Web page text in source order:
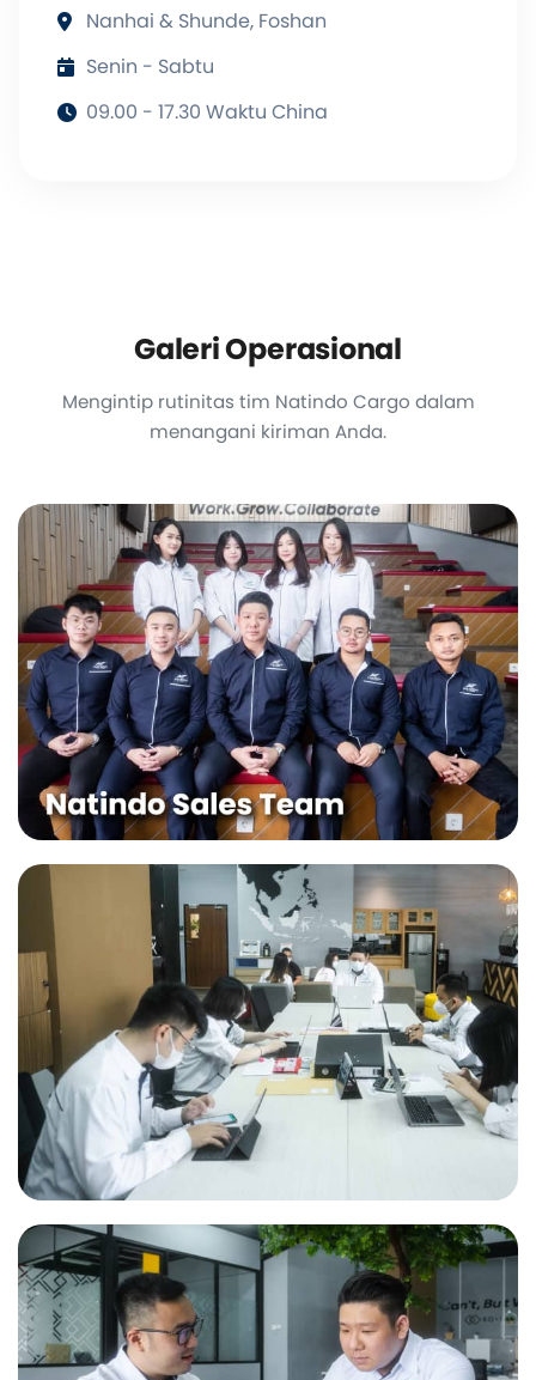
Nanhai & Shunde, Foshan
Senin - Sabtu
09.00 - 17.30 Waktu China
Galeri Operasional
Mengintip rutinitas tim Natindo Cargo dalam
menangani kiriman Anda.